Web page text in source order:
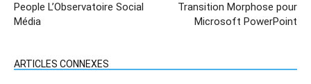
People L’Observatoire Social
Média
Transition Morphose pour
Microsoft PowerPoint
ARTICLES CONNEXES